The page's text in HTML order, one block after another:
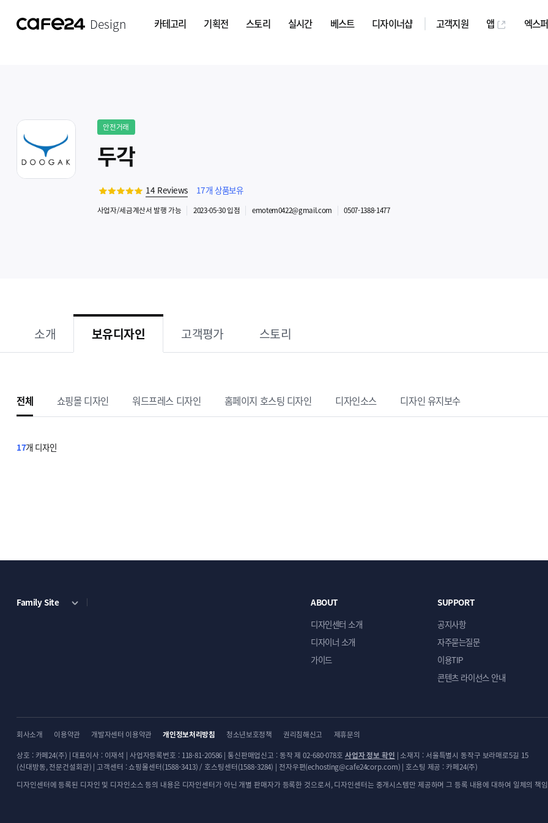
Design 카테고리 기획전 스토리 실시간 베스트 디자이너샵 고객지원 앱 엑스
안전거래
두각
14 Reviews 17개 상품보유
사업자/세금계산서 발행 가능 2023-05-30입점 emotem0422@gmail.com 0507-1388-1477
소개 보유디자인 고객평가 스토리
전체 쇼핑몰디자인 워드프레스 디자인 홈페이지 호스팅 디자인 디자인소스 디자인 유지보수
17개 디자인
Family Site
ABOUT
디자인센터 소개
디자이너 소개
가이드
SUPPORT
공지사항
자주묻는질문
이용TIP
콘텐츠 라이선스 안내
회사소개 이용약관 개발자센터 이용약관 개인정보처리방침 청소년보호정책 권리침해신고
제휴문의
상호 : 카페24(주) | 대표이사 : 이재석 | 사업자등록번호 : 118-81-20586 | 통신판매업신고 : 동작 제 02-680-078호 사업자 정보 확인 | 소재지 : 서울특별시 동작구 보라매로5길 15
(신대방동, 전문건설회관) | 고객센터 : 쇼핑몰센터(1588-3413) / 호스팅센터(1588-3284) | 전자우편(echosting@cafe24corp.com) | 호스팅 제공 : 카페24(주)
디자인센터에 등록된 디자인 및 디자인소스 등의 내용은 디자인센터가 아닌 개별 판매자가 등록한 것으로서, 디자인센터는 중개시스템만 제공하며 그 등록 내용에 대하여 일체의 책